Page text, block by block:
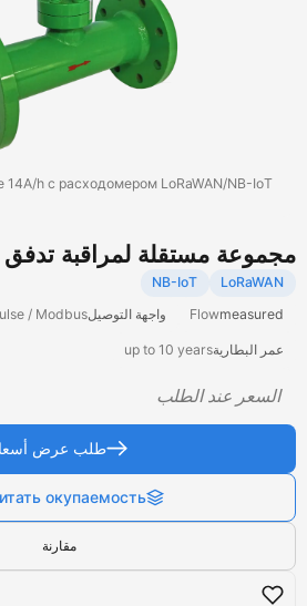
14A/h с расходомером LoRaWAN/NB-IoT
مستقلة لمراقبة تدفق
LoRaWAN
NB-IoT
measured
Flow واجهة التوصيلPulse / Modbus
عمر البطاريةup to 10 years
السعر عند الطلب
طلب عرض أسعار
окупаемость
مقارنة